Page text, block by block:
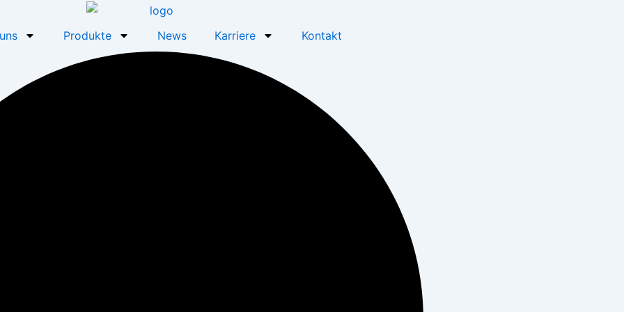
Produkte News Karriere Kontakt